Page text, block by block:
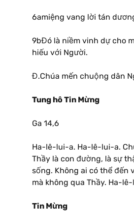
6amiệng vang lời tán
9bĐó là niềm vinh dự cho
hiếu với Người.
Đ.Chúa mến chuộng dân
Tung hô Tin Mừng
Ga 14,6
Ha-lê-lui-a. Ha-lê-lui-a.
Thầy là con đường, là sự
sống. Không ai có thể đến
mà không qua Thầy. Ha-
Tin Mừng